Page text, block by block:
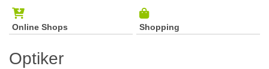
Online Shops Shopping
Optiker